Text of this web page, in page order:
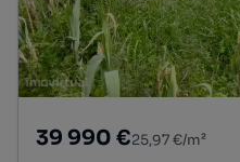
39 990 €25,97 €/m²